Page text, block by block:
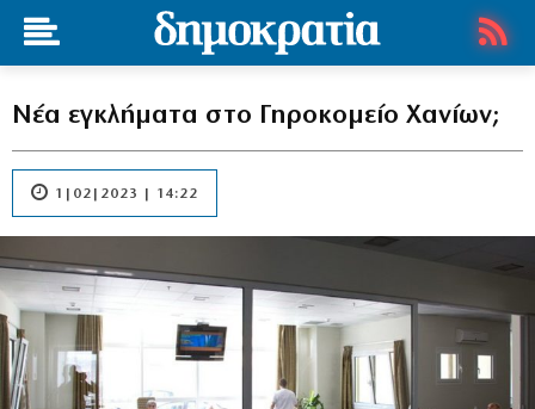
Νέα εγκλήματα στο Γηροκομείο Χανίων;
1|02|2023 | 14:22